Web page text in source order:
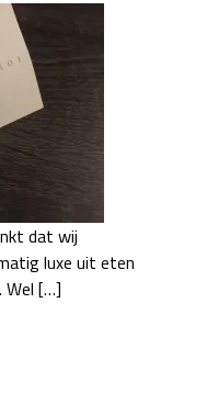
dat wij
luxe uit eten
Wel […]